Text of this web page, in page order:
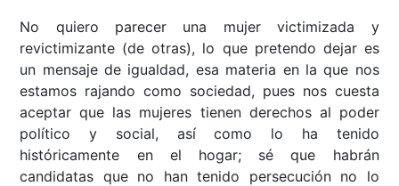
No quiero parecer una mujer victimizada y
revictimizante (de otras), lo que pretendo dejar es
un mensaje de igualdad, esa materia en la que nos
estamos rajando como sociedad, pues nos cuesta
aceptar que las mujeres tienen derechos al poder
político y social, así como lo ha tenido
históricamente en el hogar; sé que habrán
candidatas que no han tenido persecución no lo